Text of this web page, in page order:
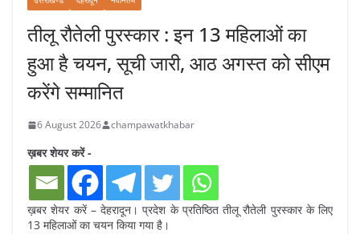
तीलू रौतेली पुरस्कार : इन 13 महिलाओं का
हुआ है चयन, सूची जारी, आठ अगस्त को सीएम
करेंगे सम्मानित
6 August 2026 champawatkhabar
ख़बर शेयर करें -
ख़बर शेयर करें – देहरादून। प्रदेश के प्रतिष्ठित तीलू रौतेली पुरस्कार के लिए
13 महिलाओं का चयन किया गया है।